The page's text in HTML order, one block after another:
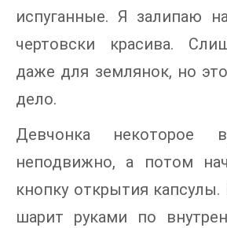
испуганные. Я залипаю
чертовски красива.
даже для землянок, но
дело.
Девчонка некоторое
неподвижно, а потом
кнопку открытия
шарит руками по